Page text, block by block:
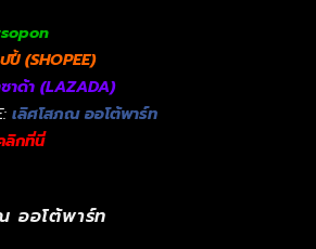
ปี้ (SHOPEE)
าด้า (LAZADA)
เลิศโสภณ ออโต้พาร์ท
ลิกที่นี่
ออโต้พาร์ท